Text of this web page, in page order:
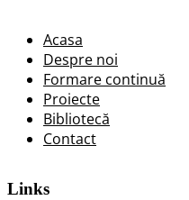
Acasa
Despre noi
Formare continuă
Proiecte
Bibliotecă
Contact
Links